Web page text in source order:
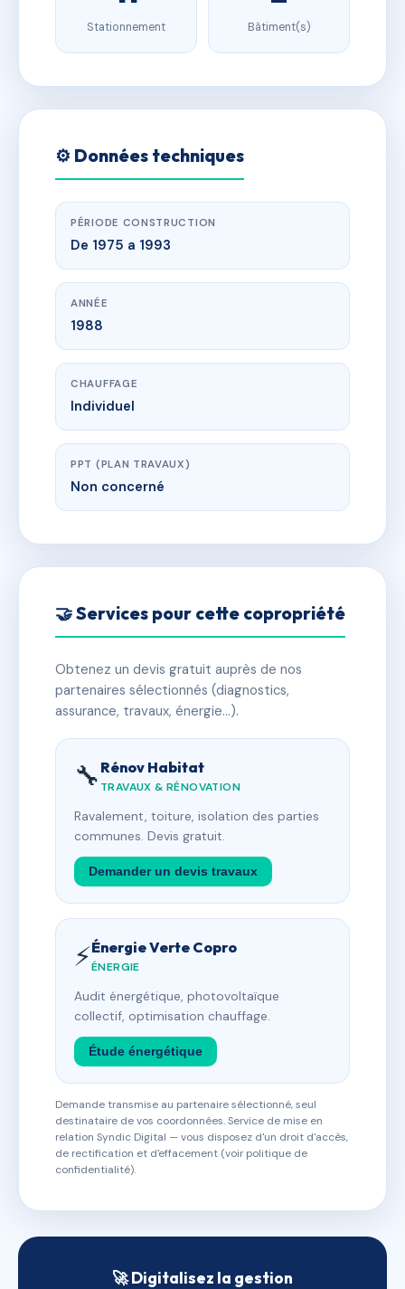
Stationnement Bâtiment(s)
⚙️ Données techniques
PÉRIODE CONSTRUCTION
De 1975 a 1993
ANNÉE
1988
CHAUFFAGE
Individuel
PPT (PLAN TRAVAUX)
Non concerné
🤝 Services pour cette copropriété
Obtenez un devis gratuit auprès de nos
partenaires sélectionnés (diagnostics,
assurance, travaux, énergie…).
🔧 Rénov Habitat
TRAVAUX & RÉNOVATION
Ravalement, toiture, isolation des parties
communes. Devis gratuit.
Demander un devis travaux
⚡Énergie Verte Copro
ÉNERGIE
Audit énergétique, photovoltaïque
collectif, optimisation chauffage.
Étude énergétique
Demande transmise au partenaire sélectionné, seul
destinataire de vos coordonnées. Service de mise en
relation Syndic Digital — vous disposez d'un droit d'accès,
de rectification et d'effacement (voir politique de
confidentialité).
🚀 Digitalisez la gestion